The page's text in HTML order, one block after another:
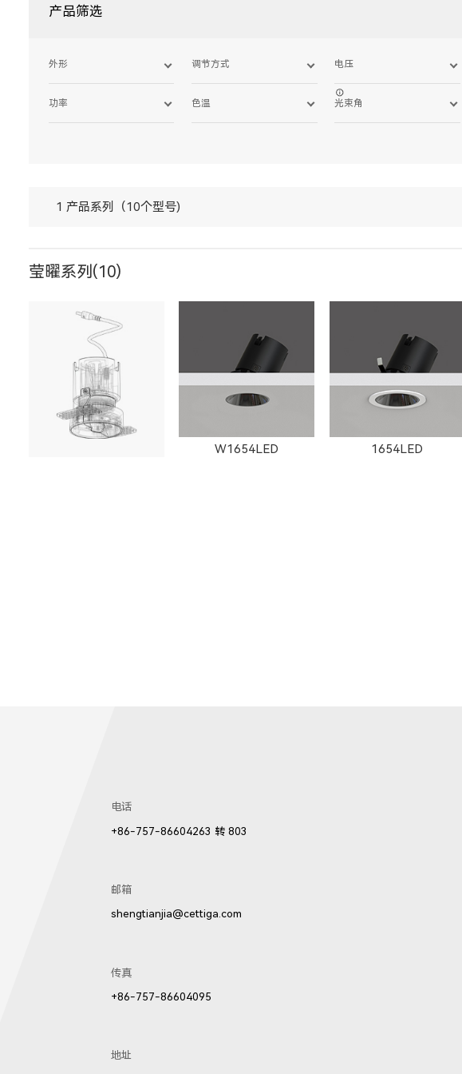
产品筛选
外形 调节方式 电压
功率 色温 光束角
1 产品系列（10个型号)
莹曜系列(10)
W1654LED 1654LED
电话
+86-757-86604263 转 803
邮箱
shengtianjia@cettiga.com
传真
+86-757-86604095
地址